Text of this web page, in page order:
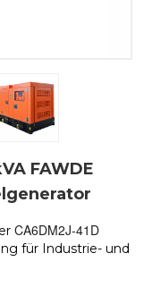
FAWDE
CA6DM2J-41D
für Industrie- und